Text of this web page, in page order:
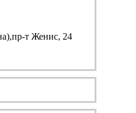
т Женис, 24